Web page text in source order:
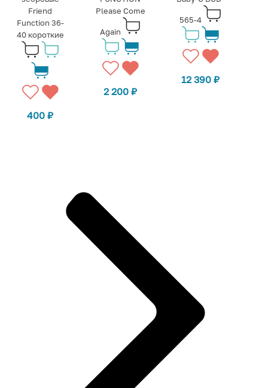
Friend
Function 36-
40 короткие
400₽
Please Come
Again
2 200₽
565-4
12 390₽